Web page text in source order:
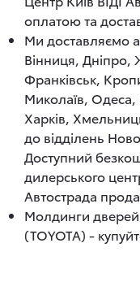
оплатою та
Ми доставляємо
Вінниця,
Франківськ,
Миколаїв,
Харків,
до відділень
Доступний
дилерського
Автострада
Молдинги дверей
(TOYOTA) -